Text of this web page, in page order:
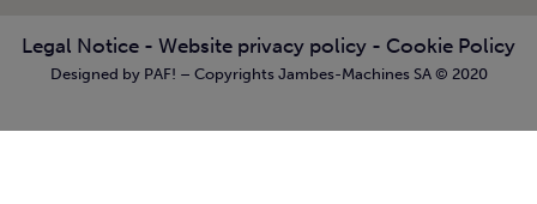
Legal Notice - Website privacy policy - Cookie Policy
Designed by PAF! – Copyrights Jambes-Machines SA © 2020